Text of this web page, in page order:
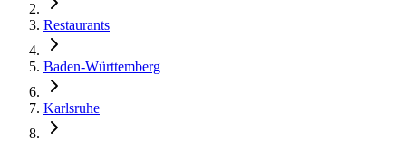
Restaurants
Baden-Württemberg
Karlsruhe